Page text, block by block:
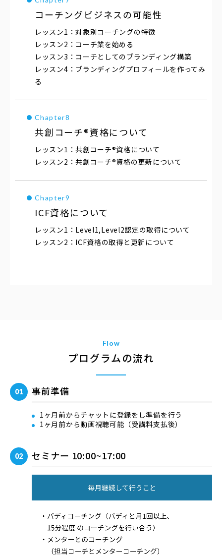
コーチングビジネスの可能性
対象別コーチングの特徴
コーチ業を始める
コーチとしてのブランディング構築
ブランディングプロフィールを作ってみ
る
共創コーチ®資格について
共創コーチ®資格について
共創コーチ®資格の更新について
ICF資格について
Level1,Level2認定の取得について
ICF資格の取得と更新について
Flow
プログラムの流れ
事前準備
1ヶ月前からチャットに登録をし準備を行う
1ヶ月前から動画視聴可能（受講料支払後）
セミナー 10:00~17:00